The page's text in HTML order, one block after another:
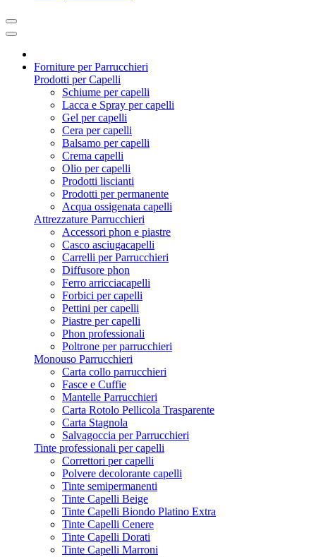
Forniture per Parrucchieri
Prodotti per Capelli
Schiume per capelli
Lacca e Spray per capelli
Gel per capelli
Cera per capelli
Balsamo per capelli
Crema capelli
Olio per capelli
Prodotti liscianti
Prodotti per permanente
Acqua ossigenata capelli
Attrezzature Parrucchieri
Accessori phon e piastre
Casco asciugacapelli
Carrelli per Parrucchieri
Diffusore phon
Ferro arricciacapelli
Forbici per capelli
Pettini per capelli
Piastre per capelli
Phon professionali
Poltrone per parrucchieri
Monouso Parrucchieri
Carta collo parrucchieri
Fasce e Cuffie
Mantelle Parrucchieri
Carta Rotolo Pellicola Trasparente
Carta Stagnola
Salvagoccia per Parrucchieri
Tinte professionali per capelli
Correttori per capelli
Polvere decolorante capelli
Tinte semipermanenti
Tinte Capelli Beige
Tinte Capelli Biondo Platino Extra
Tinte Capelli Cenere
Tinte Capelli Dorati
Tinte Capelli Marroni